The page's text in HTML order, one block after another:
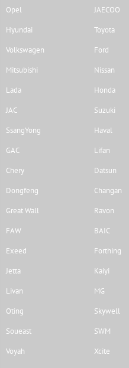
Opel JAECOO
Hyundai
Toyota
Volkswagen
Ford
Mitsubishi
Nissan
Lada
Honda
JAC
Suzuki
SsangYong
Haval
GAC
Lifan
Chery
Datsun
Dongfeng
Changan
Great Wall
Ravon
FAW
BAIC
Exeed
Forthing
Jetta
Kaiyi
Livan
MG
Oting
Skywell
Soueast
SWM
Voyah
Xcite